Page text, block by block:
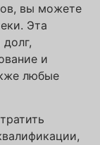
вы можете
Эта
и
любые